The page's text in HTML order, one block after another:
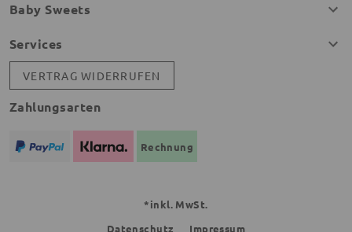
Baby Sweets
Services
VERTRAG WIDERRUFEN
Zahlungsarten
Rechnung
*inkl. MwSt.
Datenschutz
Impressum